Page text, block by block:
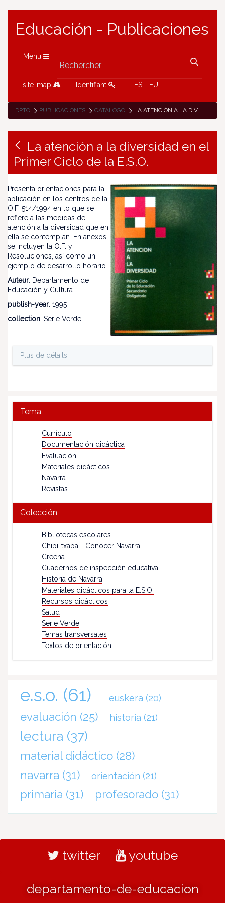
Educación - Publicaciones
Menu
site-map Identifiant ES EU
DPTO PUBLICACIONES CATÁLOGO LA ATENCIÓN A LA DIVERSIDAD EN EL PRIMER CICLO DE LA E.S.O.
La atención a la diversidad en el
Primer Ciclo de la E.S.O.
Presenta orientaciones para la
aplicación en los centros de la
O.F. 514/1994 en lo que se
refiere a las medidas de
atención a la diversidad que en
ella se contemplan. En anexos
se incluyen la O.F. y
Resoluciones, así como un
ejemplo de desarrollo horario.
Auteur: Departamento de
Educación y Cultura
publish-year: 1995
collection: Serie Verde
Plus de détails
Tema
Currículo
Documentación didáctica
Evaluación
Materiales didácticos
Navarra
Revistas
Colección
Bibliotecas escolares
Chipi-txapa - Conocer Navarra
Creena
Cuadernos de inspección educativa
Historia de Navarra
Materiales didácticos para la E.S.O.
Recursos didácticos
Salud
Serie Verde
Temas transversales
Textos de orientación
e.s.o. (61) euskera (20)
evaluación (25) historia (21)
lectura (37)
material didáctico (28)
navarra (31) orientación (21)
primaria (31) profesorado (31)
twitter youtube
departamento-de-educacion